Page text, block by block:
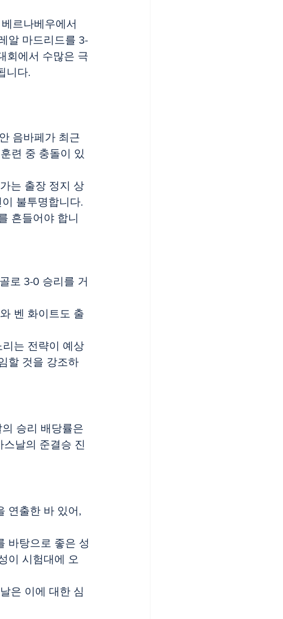
르나베우에서
알 마드리드를 3-
회에서 수많은 극
니다.​
음바페가 최근
련 중 충돌이 있
는 출장 정지 상
불투명합니다.
흔들어야 합니
로 3-0 승리를 거
벤 화이트도 출
는 전략이 예상
할 것을 강조하
승리 배당률은
날의 준결승 진
연출한 바 있어,
바탕으로 좋은 성
이 시험대에 오
은 이에 대한 심